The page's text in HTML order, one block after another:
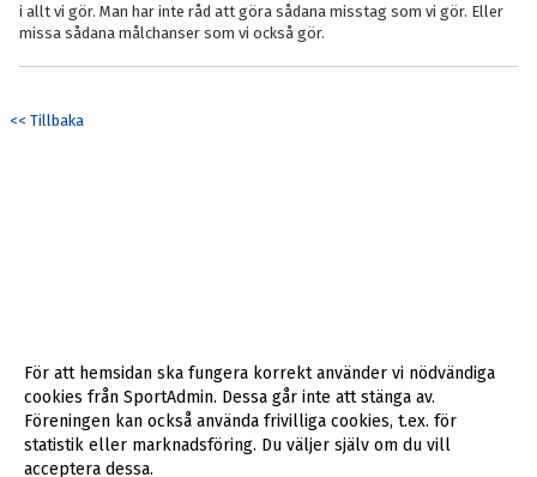
i allt vi gör. Man har inte råd att göra sådana misstag som vi gör. Eller
missa sådana målchanser som vi också gör.
<< Tillbaka
För att hemsidan ska fungera korrekt använder vi nödvändiga
cookies från SportAdmin. Dessa går inte att stänga av.
Föreningen kan också använda frivilliga cookies, t.ex. för
statistik eller marknadsföring. Du väljer själv om du vill
acceptera dessa.